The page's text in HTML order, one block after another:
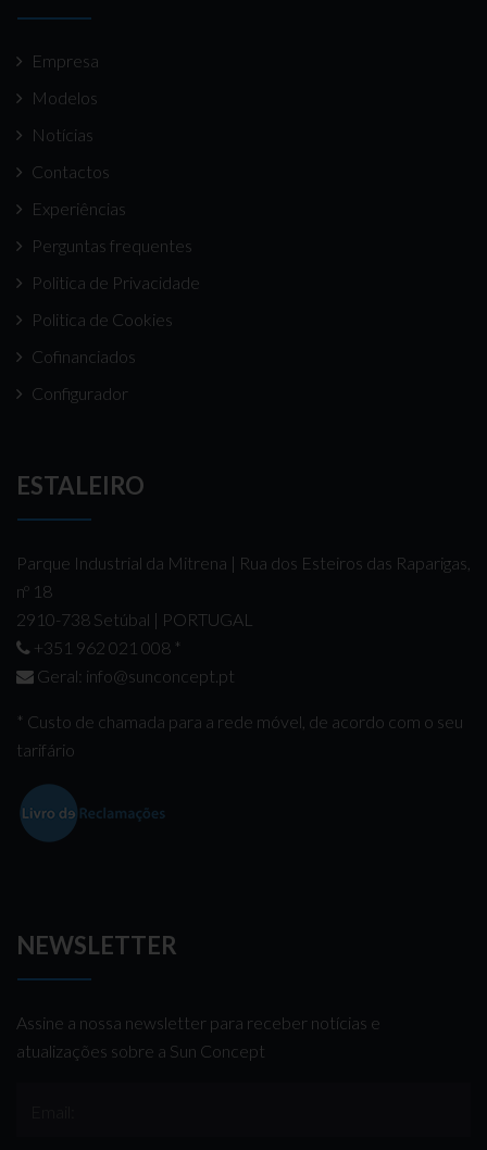
Empresa
Modelos
Notícias
Contactos
Experiências
Perguntas frequentes
Politica de Privacidade
Politica de Cookies
Cofinanciados
Configurador
ESTALEIRO
Parque Industrial da Mitrena | Rua dos Esteiros das Raparigas,
nº 18
2910-738 Setúbal | PORTUGAL
+351 962 021 008 *
Geral: info@sunconcept.pt
* Custo de chamada para a rede móvel, de acordo com o seu
tarifário
NEWSLETTER
Assine a nossa newsletter para receber notícias e
atualizações sobre a Sun Concept